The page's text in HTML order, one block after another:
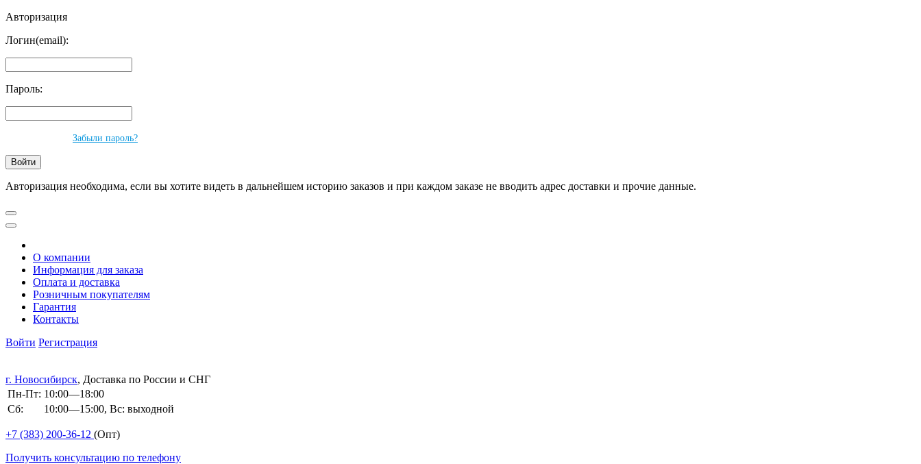
Авторизация
Логин(email):
Пароль:
Забыли пароль?
Авторизация необходима, если вы хотите видеть в дальнейшем историю заказов и при каждом заказе не вводить адрес доставки и прочие данные.
О компании
Информация для заказа
Оплата и доставка
Розничным покупателям
Гарантия
Контакты
Войти Регистрация
г. Новосибирск, Доставка по России и СНГ
Пн-Пт: 10:00—18:00
Сб:
10:00—15:00, Вс: выходной
+7 (383) 200-36-12 (Опт)
Получить консультацию по телефону